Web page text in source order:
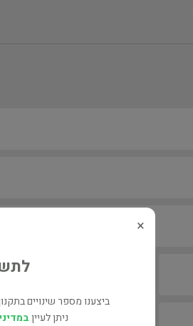
×
ביצענו מספר שינויים
ניתן לעיין